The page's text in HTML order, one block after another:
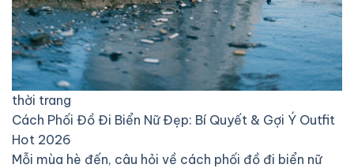
thời trang
Cách Phối Đồ Đi Biển Nữ Đẹp: Bí Quyết & Gợi Ý Outfit
Hot 2026
Mỗi mùa hè đến, câu hỏi về cách phối đồ đi biển nữ